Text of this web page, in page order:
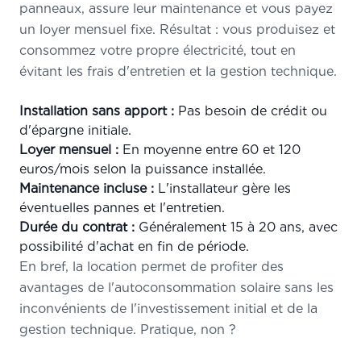
panneaux, assure leur maintenance et vous payez
un loyer mensuel fixe. Résultat : vous produisez et
consommez votre propre électricité, tout en
évitant les frais d'entretien et la gestion technique.
Installation sans apport : Pas besoin de crédit ou
d'épargne initiale.
Loyer mensuel : En moyenne entre 60 et 120
euros/mois selon la puissance installée.
Maintenance incluse : L'installateur gère les
éventuelles pannes et l'entretien.
Durée du contrat : Généralement 15 à 20 ans, avec
possibilité d'achat en fin de période.
En bref, la location permet de profiter des
avantages de l'autoconsommation solaire sans les
inconvénients de l'investissement initial et de la
gestion technique. Pratique, non ?